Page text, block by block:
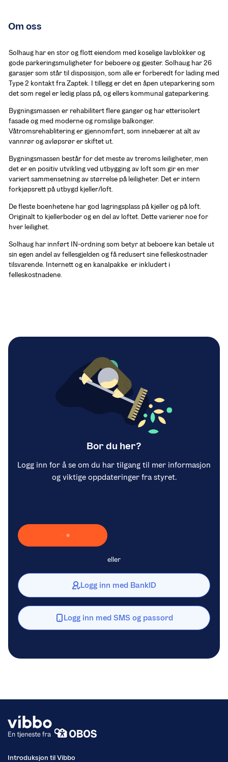
Om oss
Solhaug har en stor og flott eiendom med koselige lavblokker og
gode parkeringsmuligheter for beboere og gjester. Solhaug har 26
garasjer som står til disposisjon, som alle er forberedt for lading med
Type 2 kontakt fra Zaptek. I tillegg er det en åpen uteparkering som
det som regel er ledig plass på, og ellers kommunal gateparkering.
Bygningsmassen er rehabilitert flere ganger og har etterisolert
fasade og med moderne og romslige balkonger.
Våtromsrehablitering er gjennomført, som innebærer at alt av
vannrør og avløpsrør er skiftet ut.
Bygningsmassen består for det meste av treroms leiligheter, men
det er en positiv utvikling ved utbygging av loft som gir en mer
variert sammensetning av størrelse på leiligheter. Det er intern
forkjøpsrett på utbygd kjeller/loft.
De fleste boenhetene har god lagringsplass på kjeller og på loft.
Originalt to kjellerboder og en del av loftet. Dette varierer noe for
hver leilighet.
Solhaug har innført IN-ordning som betyr at beboere kan betale ut
sin egen andel av fellesgjelden og få redusert sine felleskostnader
tilsvarende. Internett og en kanalpakke  er inkludert i
felleskostnadene.
Bor du her?
Logg inn for å se om du har tilgang til mer informasjon
og viktige oppdateringer fra styret.
Laster inn Vipps …
eller
Logg inn med BankID
Logg inn med SMS og passord
Introduksjon til Vibbo